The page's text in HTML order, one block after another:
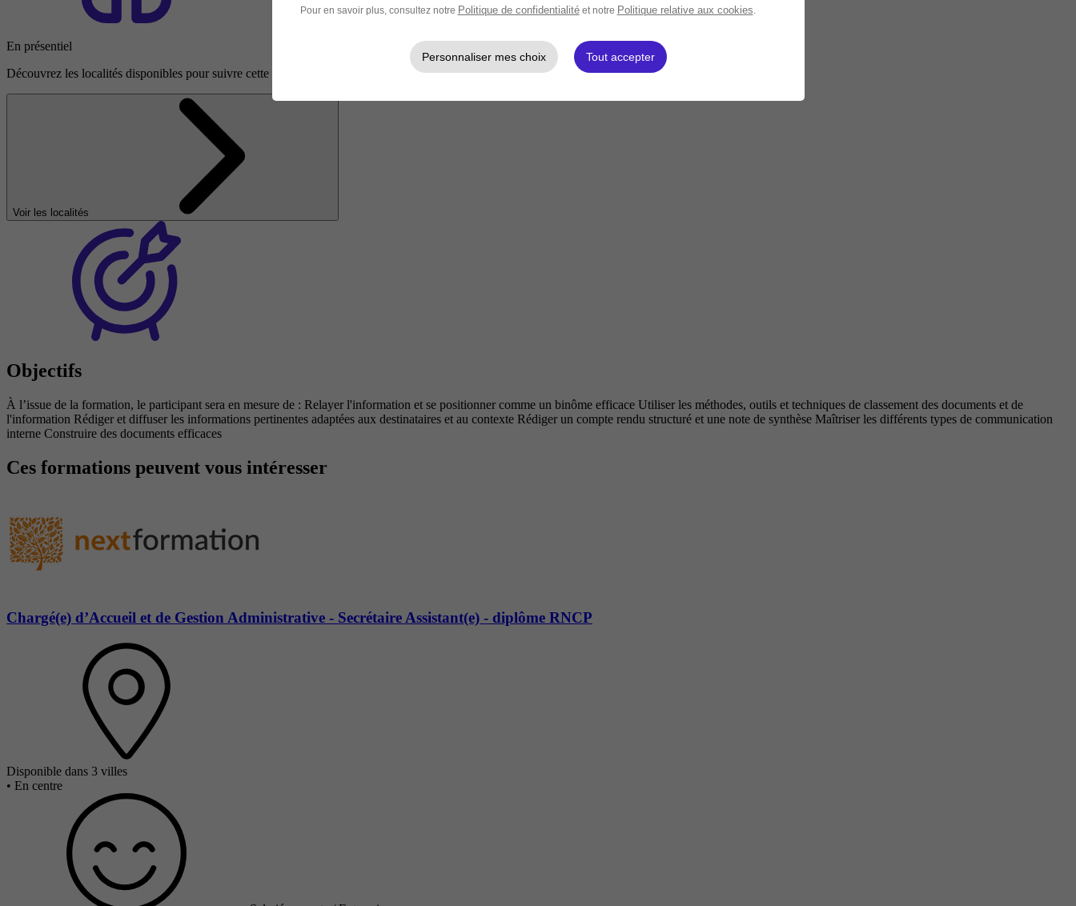
En présentiel
Découvrez les localités disponibles pour suivre cette formation en présentiel.
Voir les localités
Objectifs
À l’issue de la formation, le participant sera en mesure de : Relayer l'information et se positionner comme un binôme efficace Utiliser les méthodes, outils et techniques de classement des documents et de
l'information Rédiger et diffuser les informations pertinentes adaptées aux destinataires et au contexte Rédiger un compte rendu structuré et une note de synthèse Maîtriser les différents types de communication
interne Construire des documents efficaces
Ces formations peuvent vous intéresser
Chargé(e) d’Accueil et de Gestion Administrative - Secrétaire Assistant(e) - diplôme RNCP
Disponible dans 3 villes
• En centre
Pour en savoir plus, consultez notre Politique de confidentialitéet notre Politique relative aux cookies
Personnaliser mes choix Tout accepter